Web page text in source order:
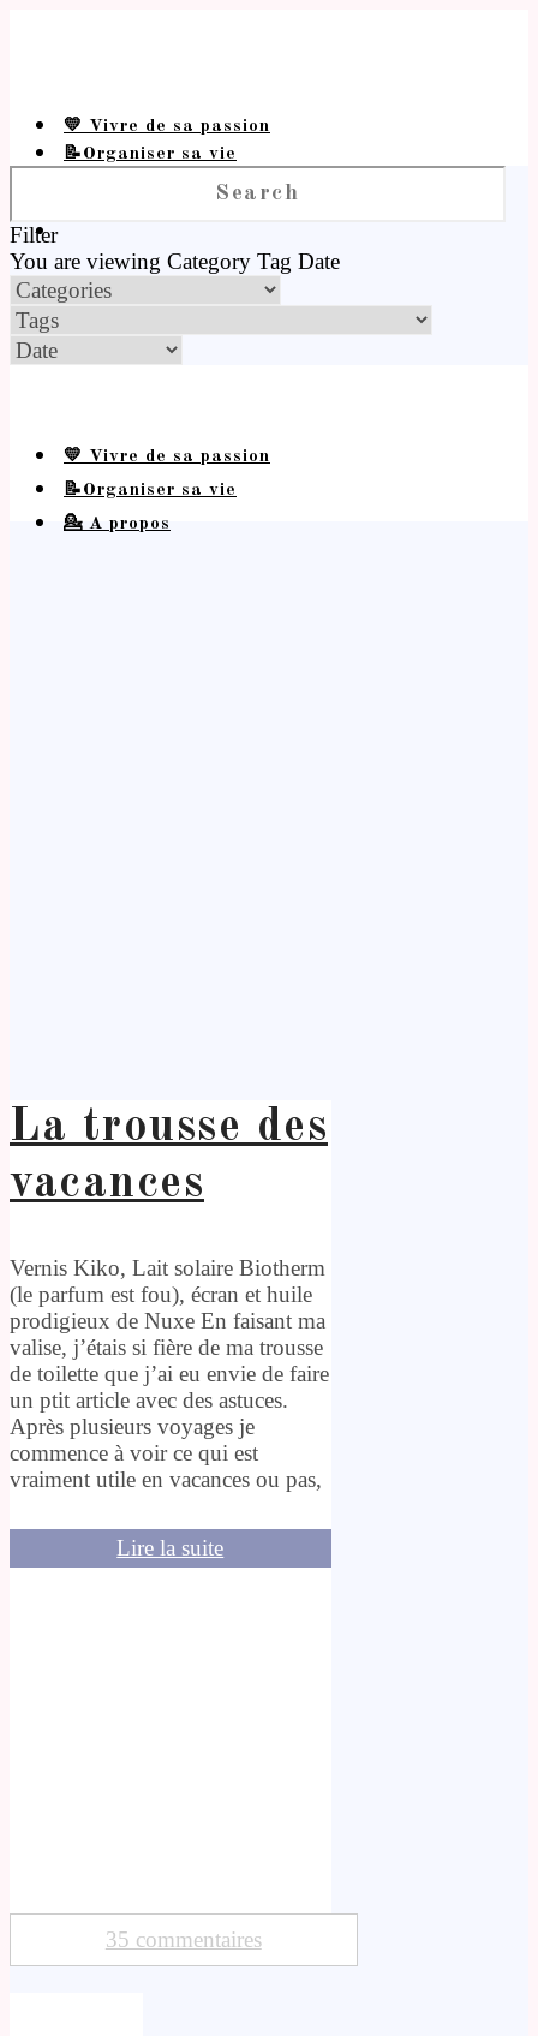
💛 Vivre de sa passion
📝Organiser sa vie
Filter
You are viewing Category Tag Date
💛 Vivre de sa passion
📝Organiser sa vie
💁 A propos
La trousse des
vacances
Vernis Kiko, Lait solaire Biotherm
(le parfum est fou), écran et huile
prodigieux de Nuxe En faisant ma
valise, j’étais si fière de ma trousse
de toilette que j’ai eu envie de faire
un ptit article avec des astuces.
Après plusieurs voyages je
commence à voir ce qui est
vraiment utile en vacances ou pas,
Lire la suite
35 commentaires